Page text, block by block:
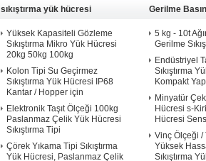
sıkıştırma yük hücresi
Yüksek Kapasiteli Gözleme
Sıkıştırma Mikro Yük Hücresi
20kg 50kg 100kg
Kolon Tipi Su Geçirmez
Sıkıştırma Yük Hücresi IP68
Kantar / Hopper için
Elektronik Taşıt Ölçeği 100kg
Paslanmaz Çelik Yük Hücresi
Sıkıştırma Tipi
Çörek Yıkama Tipi Sıkıştırma
Yük Hücresi, Paslanmaz Çelik
Gerilme
5 kg - 10t
Gerilme
Endüstriyel
Sıkıştırma
Kompakt
Minyatür
Hücresi s-
Hücresi
Vinç Ölçeği /
Yüksek
Sıkıştırma